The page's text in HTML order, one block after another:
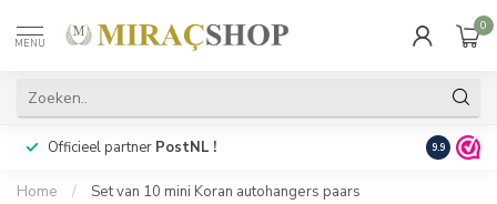
MENU
0
Officieel partner PostNL ! Snelle
9.9
Home / Set van 10 mini Koran autohangers paars